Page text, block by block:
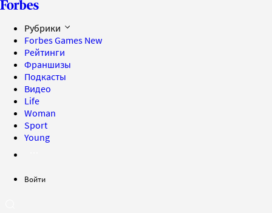
Рубрики
Forbes Games New
Рейтинги
Франшизы
Подкасты
Видео
Life
Woman
Sport
Young
Войти